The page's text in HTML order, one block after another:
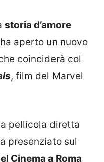
storia d’amore
aperto un nuovo
coinciderà col
, film del Marvel
pellicola diretta
presenziato sul
Cinema a Roma